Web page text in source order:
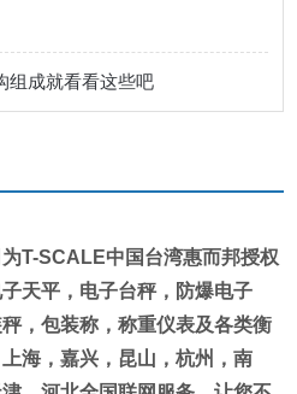
组成就看看这些吧
为T-SCALE中国台湾惠而邦授权
子天平，电子台秤，防爆电子
，包装称，称重仪表及各类衡
上海，嘉兴，昆山，杭州，南